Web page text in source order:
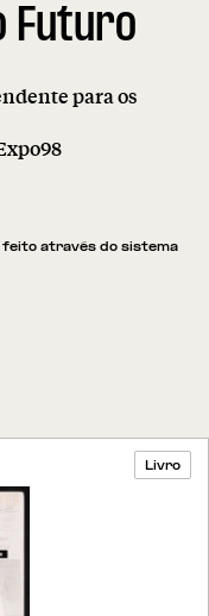
Futuro
para os
feito através do sistema
Livro